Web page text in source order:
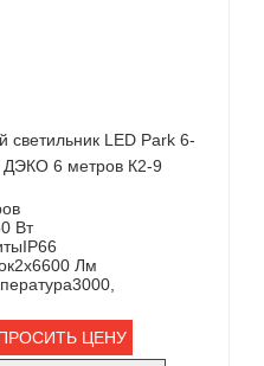
светильник LED Park 6-
ДЭКО 6 метров К2-9
Вт
IP66
2х6600 Лм
3000,
ЦЕНУ